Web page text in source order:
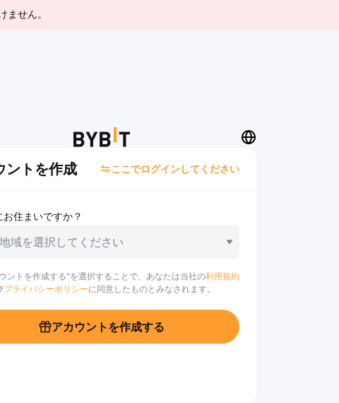
ントを作成 ここでログインしてください
お住まいですか？
域を選択してください
ントを作成する"を選択することで、あなたは当社の利用規約
プライバシーポリシーに同意したものとみなされます。
アカウントを作成する
せん。